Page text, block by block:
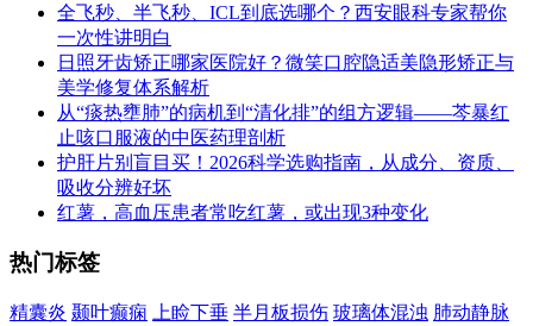
全飞秒、半飞秒、ICL到底选哪个？西安眼科专家帮你
一次性讲明白
日照牙齿矫正哪家医院好？微笑口腔隐适美隐形矫正与
美学修复体系解析
从“痰热壅肺”的病机到“清化排”的组方逻辑——芩暴红
止咳口服液的中医药理剖析
护肝片别盲目买！2026科学选购指南，从成分、资质、
吸收分辨好坏
红薯，高血压患者常吃红薯，或出现3种变化
热门标签
精囊炎 颞叶癫痫 上睑下垂 半月板损伤 玻璃体混浊 肺动静脉